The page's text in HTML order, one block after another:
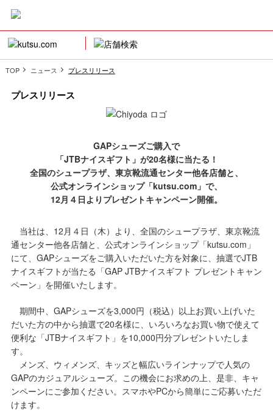
TOP ニュース プレスリリース
プレスリリース
GAPシューズご購入で
「JTBナイスギフト」が20名様に当たる！
全国のシュープラザ、東京靴流通センター他各店舗と、
公式オンラインショップ「kutsu.com」で、
12月４日よりプレゼントキャンペーン開催。
当社は、12月４日（木）より、全国のシュープラザ、東京靴流
通センター他各店舗と、公式オンラインショップ「kutsu.com」
にて、GAPシューズをご購入いただいた方を対象に、抽選でJTB
ナイスギフトが当たる「GAP JTBナイスギフト プレゼントキャン
ペーン」を開催いたします。
期間中、GAPシューズを3,000円（税込）以上お買い上げいた
だいた方の中から抽選で20名様に、いろいろなお買い物で使えて
便利な「JTBナイスギフト」を10,000円分プレゼントいたしま
す。
メンズ、ウィメンズ、キッズと幅広いラインナップで人気の
GAPのカジュアルシューズ。この機会にお求めの上、是非、キャ
ンペーンにご参加ください。スマホやPCから簡単にご応募いただ
けます。